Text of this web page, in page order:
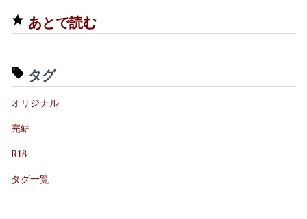
あとで読む
タグ
オリジナル
完結
R18
タグ一覧